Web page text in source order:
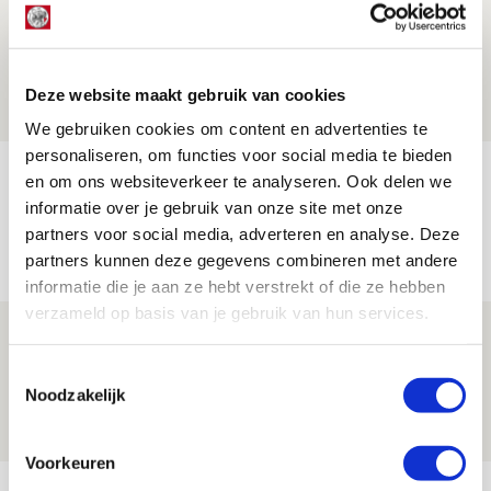
Deze website maakt gebruik van cookies
We gebruiken cookies om content en advertenties te
personaliseren, om functies voor social media te bieden
en om ons websiteverkeer te analyseren. Ook delen we
informatie over je gebruik van onze site met onze
partners voor social media, adverteren en analyse. Deze
partners kunnen deze gegevens combineren met andere
informatie die je aan ze hebt verstrekt of die ze hebben
verzameld op basis van je gebruik van hun services.
Noodzakelijk
Voorkeuren
Volop enthousiasme in fotoverslag van
Europees treffen met Shelbourne
Míchel niet blij met resultaat en spel
na rust: ‘De focus nam af’
07 AUGUSTUS 2026 - 08:30
NIEUWS
Is dit de laatste wallpaper van Godts in
07 AUGUSTUS 2026 - 00:36